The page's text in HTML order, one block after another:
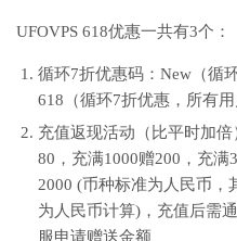
UFOVPS 618优惠一共有3个：
循环7折优惠码：New（循
618（循环7折优惠，所有用
充值返现活动（比平时加
80，充满1000赠200，充满
2000 (币种标准为人民币，
为人民币计算)，充值后需
服申请赠送金额